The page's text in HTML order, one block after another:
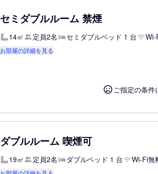
セミダブルルーム 禁煙
14㎡ 定員2名 セミダブルベッド 1 台 Wi-
お部屋の詳細を見る
ご指定の条
ダブルルーム 喫煙可
19㎡ 定員2名 ダブルベッド 1 台 Wi-Fi無